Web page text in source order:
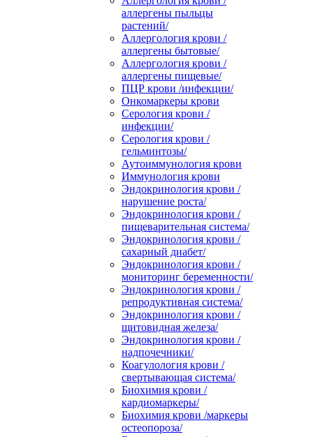
аллергены пыльцы
растений/
Аллергология крови /
аллергены бытовые/
Аллергология крови /
аллергены пищевые/
ПЦР крови /инфекции/
Онкомаркеры крови
Серология крови /
инфекции/
Серология крови /
гельминтозы/
Аутоиммунология крови
Иммунология крови
Эндокринология крови /
нарушение роста/
Эндокринология крови /
пищеварительная система/
Эндокринология крови /
сахарный диабет/
Эндокринология крови /
мониторинг беременности/
Эндокринология крови /
репродуктивная система/
Эндокринология крови /
щитовидная железа/
Эндокринология крови /
надпочечники/
Коагулология крови /
свертывающая система/
Биохимия крови /
кардиомаркеры/
Биохимия крови /маркеры
остеопороза/